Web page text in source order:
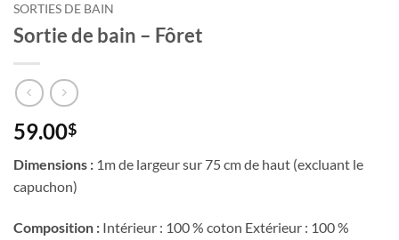
SORTIES DE BAIN
Sortie de bain – Fôret
59.00$
Dimensions : 1m de largeur sur 75 cm de haut (excluant le
capuchon)
Composition : Intérieur : 100 % coton Extérieur : 100 %